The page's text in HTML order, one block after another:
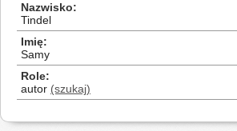
Nazwisko
Tindel
Imię
Samy
Role
autor (szukaj)